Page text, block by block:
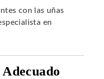
con las uñas
en